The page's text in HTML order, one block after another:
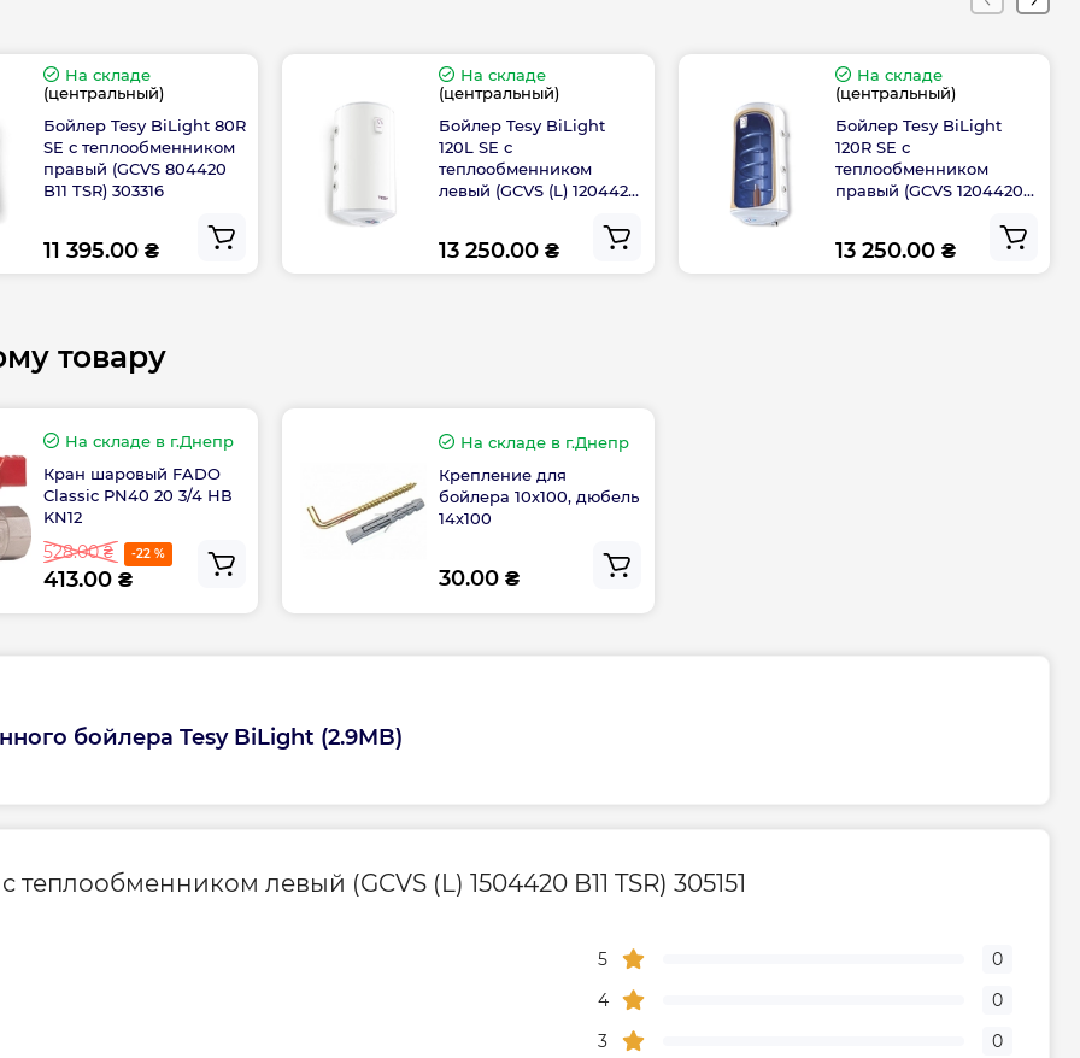
целью
бойлера
80℃ - 145 л/ч
80℃ - 5,8 кВт
между 25 и 27
Размер подключения 1/2
Размер подключения теплообменника
Расстояние между креплениями, мм
Сторона, L/R
Толщина теплоизоляции
Управление
Страна производства
Габариты, размеры, вес
На складе
(центральный)
Бойлер Tesy BiLight 80R
SE с теплообменником
правый (GCVS 804420
B11 TSR) 303316
11 395.00 ₴
На складе
(центральный)
Бойлер Tesy BiLight
120L SE с
теплообменником
левый (GCVS (L) 1204420
13 250.00 ₴
На складе
(центральный)
Бойлер Tesy BiLight
120R SE с
теплообменником
правый (GCVS 1204420
13 250.00 ₴
товару
На складев г.Днепр
Кран шаровый FADO
Classic PN40 20 3/4 НВ
KN12
528.00 ₴ -22 %
413.00 ₴
На складе в г.Днепр
Крепление для
бойлера 10х100, дюбель
14х100
30.00 ₴
бойлера Tesy BiLight (2.9MB)
левый (GCVS (L) 1504420 B11 TSR) 305151
5
0
4
0
3
0